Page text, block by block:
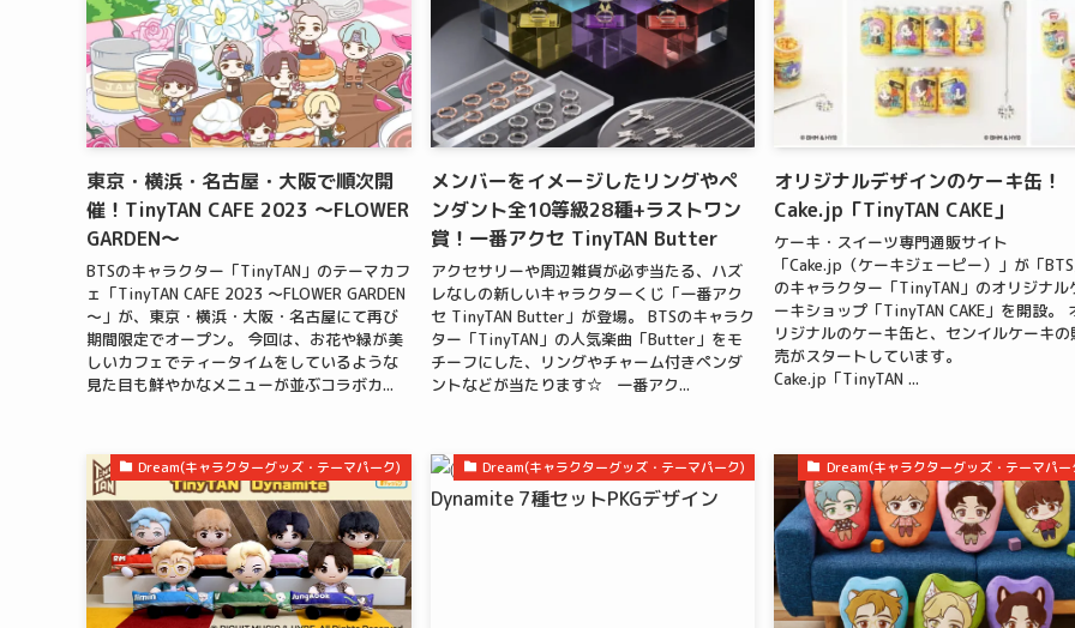
東京・横浜・名古屋・大阪で順次開
催！TinyTAN CAFE 2023 ～FLOWER
GARDEN～
BTSのキャラクター「TinyTAN」のテーマカフ
ェ「TinyTAN CAFE 2023 ～FLOWER GARDEN
～」が、東京・横浜・大阪・名古屋にて再び
期間限定でオープン。 今回は、お花や緑が美
しいカフェでティータイムをしているような
見た目も鮮やかなメニューが並ぶコラボカ...
メンバーをイメージしたリングやペ
ンダント全10等級28種+ラストワン
賞！一番アクセ TinyTAN Butter
アクセサリーや周辺雑貨が必ず当たる、ハズ
レなしの新しいキャラクターくじ「一番アク
セ TinyTAN Butter」が登場。 BTSのキャラク
ター「TinyTAN」の人気楽曲「Butter」をモ
チーフにした、リングやチャーム付きペンダ
ントなどが当たります☆ 一番アク...
オリジナルデザインのケーキ缶！
Cake.jp「TinyTAN CAKE」
ケーキ・スイーツ専門通販サイト
「Cake.jp（ケーキジェーピー）」が「BTS
のキャラクター「TinyTAN」のオリジナル
ーキショップ「TinyTAN CAKE」を開設。
リジナルのケーキ缶と、センイルケーキの
売がスタートしています。
Cake.jp「TinyTAN ...
Dream(キャラクターグッズ・テーマパーク) Dream(キャラクターグッズ・テーマパーク) Dream(キャラクターグッズ・テーマパー